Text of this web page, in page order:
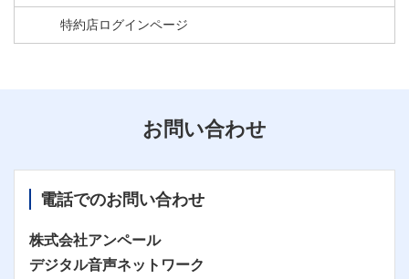
特約店ログインページ
お問い合わせ
電話でのお問い合わせ
株式会社アンペール
デジタル音声ネットワーク